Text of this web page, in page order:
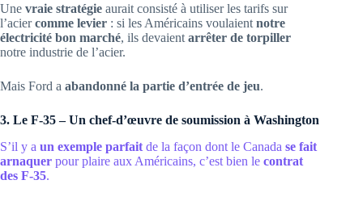
Une vraie stratégie aurait consisté à utiliser les tarifs sur
l’aciercomme levier : si les Américains voulaient notre
électricité bon marché, ils devaient arrêter de torpiller
notre industrie de l’acier.
Mais Ford a abandonné la partie d’entrée de jeu.
3. Le F-35 – Un chef-d’œuvre de soumission à Washington
S’il y a un exemple parfait de la façon dont le Canada se fait
arnaquer pour plaire aux Américains, c’est bien le contrat
des F-35.